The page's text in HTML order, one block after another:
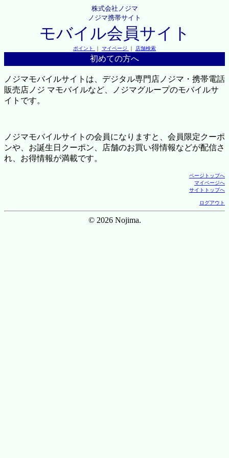
株式会社ノジマ
ノジマ携帯サイト
モバイル会員サイト
ポイント ｜ マイページ ｜ 店舗検索
初めての方へ
ノジマモバイルサイトは、デジタル専門店ノジマ・携帯電話
販売店ノジ マモバイルなど、ノジマグループのモバイルサ
イトです。
ノジマモバイルサイトの会員になりますと、会員限定クーポ
ンや、お誕生日クーポン、店舗のお買い得情報などが配信さ
れ、お得情報が満載です。
ページトップへ
マイページへ
サイトトップへ
ログアウト
© 2026 Nojima.